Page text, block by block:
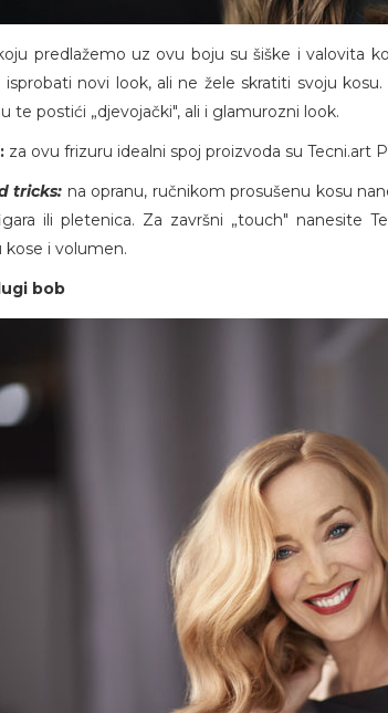
predlažemo uz ovu boju su šiške i valovita
isprobati novi look, ali ne žele skratiti svoju
te postići „djevojački", ali i glamurozni look.
za ovu frizuru idealni spoj proizvoda su Tecni.art
tricks: na opranu, ručnikom prosušenu kosu
ili pletenica. Za završni „touch" nanesite
i volumen.
bob